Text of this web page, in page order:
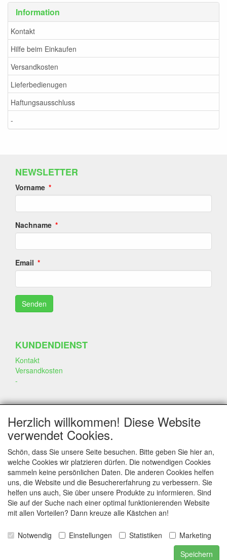
Information
Kontakt
Hilfe beim Einkaufen
Versandkosten
Lieferbedienugen
Haftungsausschluss
-
NEWSLETTER
Vorname
Nachname
Email
KUNDENDIENST
Kontakt
Versandkosten
-
SOZIALEN MEDIEN
KONTAKT
www.annekeszoetwaren.nl
Dr. Schaepmanlaan 56
6823 AS Arnhem
E-mail: info@annekeszoetwaren.nl
Herzlich willkommen! Diese Website
verwendet Cookies.
Schön, dass Sie unsere Seite besuchen. Bitte geben Sie hier an,
welche Cookies wir platzieren dürfen. Die notwendigen Cookies
sammeln keine persönlichen Daten. Die anderen Cookies helfen
uns, die Website und die Besuchererfahrung zu verbessern. Sie
helfen uns auch, Sie über unsere Produkte zu informieren. Sind
Sie auf der Suche nach einer optimal funktionierenden Website
mit allen Vorteilen? Dann kreuze alle Kästchen an!
Notwendig Einstellungen Statistiken
Marketing
Speichern